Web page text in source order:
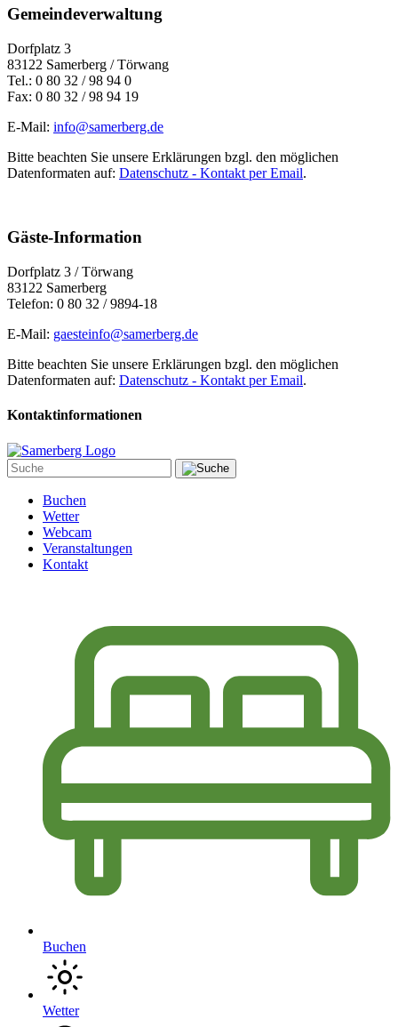
Gemeindeverwaltung
Dorfplatz 3
83122 Samerberg / Törwang
Tel.: 0 80 32 / 98 94 0
Fax: 0 80 32 / 98 94 19
E-Mail: info@samerberg.de
Bitte beachten Sie unsere Erklärungen bzgl. den möglichen
Datenformaten auf: Datenschutz - Kontakt per Email.
Gäste-Information
Dorfplatz 3 / Törwang
83122 Samerberg
Telefon: 0 80 32 / 9894-18
E-Mail: gaesteinfo@samerberg.de
Bitte beachten Sie unsere Erklärungen bzgl. den möglichen
Datenformaten auf: Datenschutz - Kontakt per Email.
Kontaktinformationen
Buchen
Wetter
Webcam
Veranstaltungen
Kontakt
Buchen
Wetter